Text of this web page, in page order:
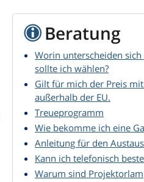
Beratung
Worin unterscheiden
sollte ich wählen?
Gilt für mich der Preis
außerhalb der EU.
Treueprogramm
Wie bekomme ich eine
Anleitung für den
Kann ich telefonisch
Warum sind